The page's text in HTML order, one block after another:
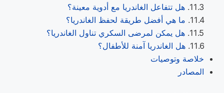
هل تتفاعل الغاندريا مع أدوية معينة؟
ما هي أفضل طريقة لحفظ الغاندريا؟
هل يمكن لمرضى السكري تناول الغاندريا؟
هل الغاندريا آمنة للأطفال؟
خلاصة وتوصيات
المصادر